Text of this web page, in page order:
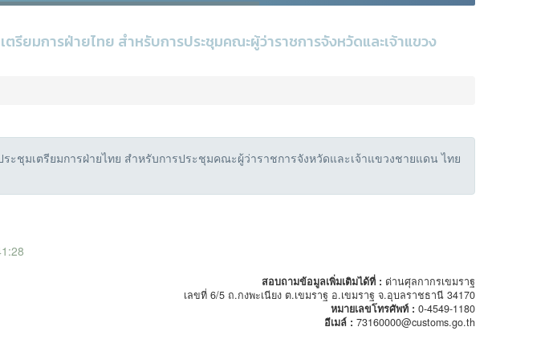
รียมการฝ่ายไทย สำหรับการประชุมคณะผู้ว่าราชการจังหวัดและเจ้าแขวง
ะชุมเตรียมการฝ่ายไทย สำหรับการประชุมคณะผู้ว่าราชการจังหวัดและเจ้าแขวงชายแดน ไทย
สอบถามข้อมูลเพิ่มเติมได้ที่ : ด่านศุลกากรเขมราฐ
เลขที่ 6/5 ถ.กงพะเนียง ต.เขมราฐ อ.เขมราฐ จ.อุบลราชธานี 34170
หมายเลขโทรศัพท์ : 0-4549-1180
อีเมล์ : 73160000@customs.go.th